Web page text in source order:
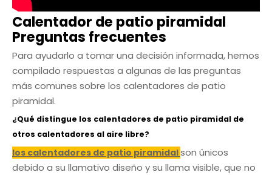
Calentador de patio piramidal
Preguntas frecuentes
Para ayudarlo a tomar una decisión informada, hemos
compilado respuestas a algunas de las preguntas
más comunes sobre los calentadores de patio
piramidal.
¿Qué distingue los calentadores de patio piramidal de
otros calentadores al aire libre?
los calentadores de patio piramidalson únicos
debido a su llamativo diseño y su llama visible, que no